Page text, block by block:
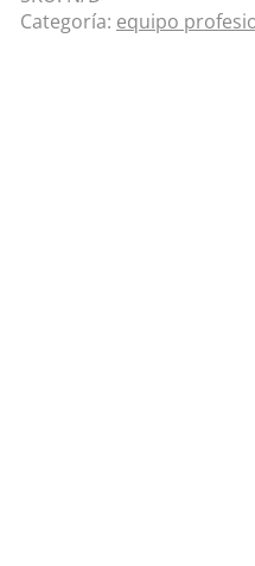
Categoría: equipo